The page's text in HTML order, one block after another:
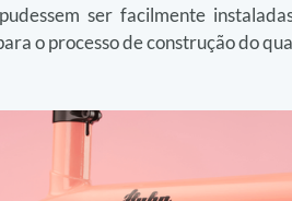
ser facilmente
o processo de construção do